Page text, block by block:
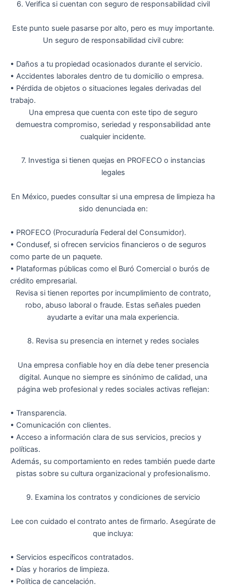
6. Verifica si cuentan con seguro de responsabilidad civil
Este punto suele pasarse por alto, pero es muy importante.
Un seguro de responsabilidad civil cubre:
• Daños a tu propiedad ocasionados durante el servicio.
• Accidentes laborales dentro de tu domicilio o empresa.
• Pérdida de objetos o situaciones legales derivadas del
trabajo.
Una empresa que cuenta con este tipo de seguro
demuestra compromiso, seriedad y responsabilidad ante
cualquier incidente.
7. Investiga si tienen quejas en PROFECO o instancias
legales
En México, puedes consultar si una empresa de limpieza ha
sido denunciada en:
• PROFECO (Procuraduría Federal del Consumidor).
• Condusef, si ofrecen servicios financieros o de seguros
como parte de un paquete.
• Plataformas públicas como el Buró Comercial o burós de
crédito empresarial.
Revisa si tienen reportes por incumplimiento de contrato,
robo, abuso laboral o fraude. Estas señales pueden
ayudarte a evitar una mala experiencia.
8. Revisa su presencia en internet y redes sociales
Una empresa confiable hoy en día debe tener presencia
digital. Aunque no siempre es sinónimo de calidad, una
página web profesional y redes sociales activas reflejan:
• Transparencia.
• Comunicación con clientes.
• Acceso a información clara de sus servicios, precios y
políticas.
Además, su comportamiento en redes también puede darte
pistas sobre su cultura organizacional y profesionalismo.
9. Examina los contratos y condiciones de servicio
Lee con cuidado el contrato antes de firmarlo. Asegúrate de
que incluya:
• Servicios específicos contratados.
• Días y horarios de limpieza.
• Política de cancelación.